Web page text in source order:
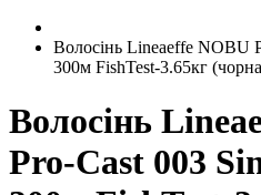
Волосінь Lineaeffe NOBU
300м FishTest-3.65кг
Волосінь
Pro-Cast 003